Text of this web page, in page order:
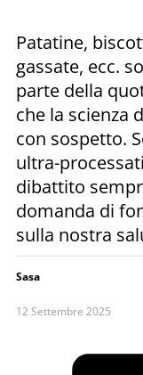
Patatine,
gassate, ecc.
parte della
che la scienza
con sospetto.
ultra-
dibattito
domanda di
sulla nostra
Sasa
12 Settembre 2025